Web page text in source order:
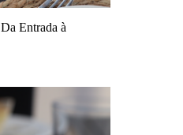
Entrada à